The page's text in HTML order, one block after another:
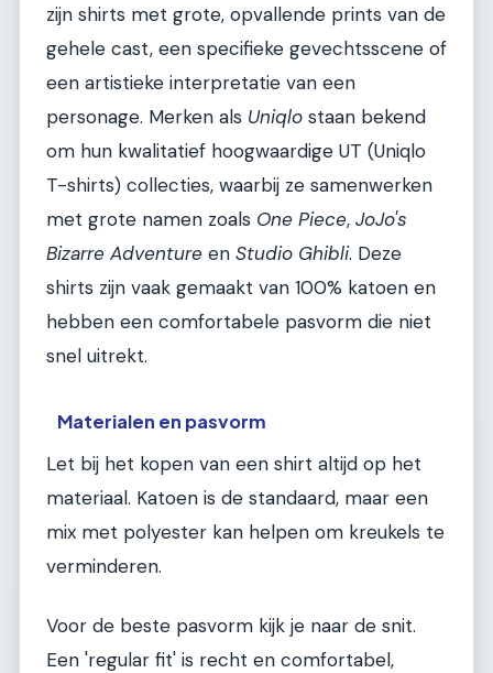
zijn shirts met grote, opvallende prints van de
gehele cast, een specifieke gevechtsscene of
een artistieke interpretatie van een
personage. Merken als Uniqlo staan bekend
om hun kwalitatief hoogwaardige UT (Uniqlo
T-shirts) collecties, waarbij ze samenwerken
met grote namen zoals One Piece, JoJo's
Bizarre Adventure en Studio Ghibli. Deze
shirts zijn vaak gemaakt van 100% katoen en
hebben een comfortabele pasvorm die niet
snel uitrekt.
Materialen en pasvorm
Let bij het kopen van een shirt altijd op het
materiaal. Katoen is de standaard, maar een
mix met polyester kan helpen om kreukels te
verminderen.
Voor de beste pasvorm kijk je naar de snit.
Een 'regular fit' is recht en comfortabel,